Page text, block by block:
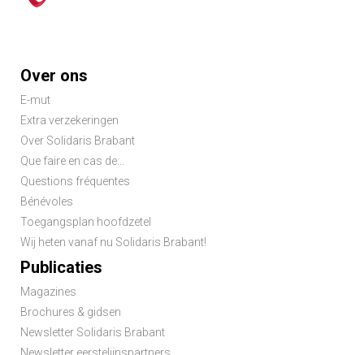
Footer
menu
Over ons
E-mut
Extra verzekeringen
Over Solidaris Brabant
Que faire en cas de...
Questions fréquentes
Bénévoles
Toegangsplan hoofdzetel
Wij heten vanaf nu Solidaris Brabant!
Publicaties
Magazines
Brochures & gidsen
Newsletter Solidaris Brabant
Newsletter eerstelijnspartners